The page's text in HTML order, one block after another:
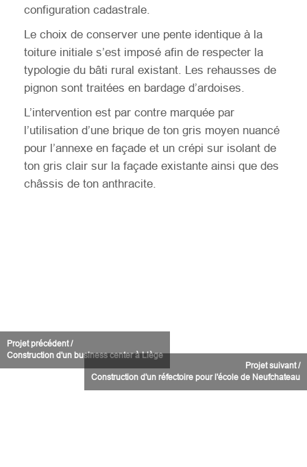
configuration cadastrale.
Le choix de conserver une pente identique à la
toiture initiale s’est imposé afin de respecter la
typologie du bâti rural existant. Les rehausses de
pignon sont traitées en bardage d’ardoises.
L’intervention est par contre marquée par
l’utilisation d’une brique de ton gris moyen nuancé
pour l’annexe en façade et un crépi sur isolant de
ton gris clair sur la façade existante ainsi que des
châssis de ton anthracite.
Projet précédent /
Construction d'un business center à Liège
Projet suivant /
Construction d'un réfectoire pour l'école de Neufchateau